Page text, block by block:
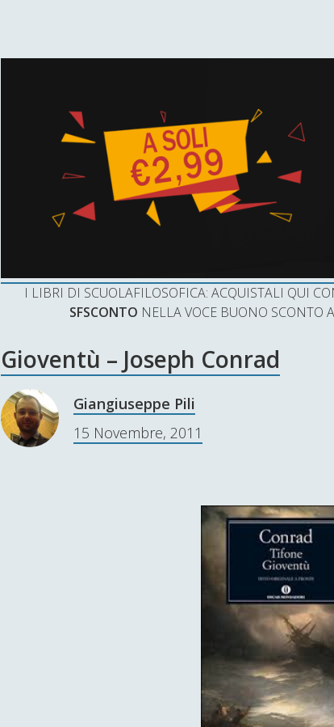
I LIBRI DI SCUOLAFILOSOFICA: ACQUISTALI QUI
SFSCONTO NELLA VOCE BUONO SCONTO
Gioventù – Joseph Conrad
Giangiuseppe Pili
15 Novembre, 2011